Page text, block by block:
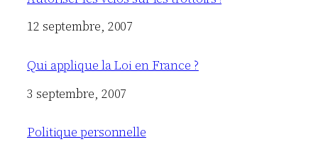
Date
12 septembre, 2007
Qui applique la Loi en France ?
Date
3 septembre, 2007
Politique personnelle